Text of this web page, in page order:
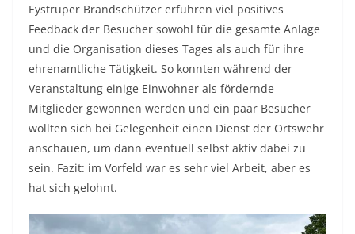
Eystruper Brandschützer erfuhren viel positives
Feedback der Besucher sowohl für die gesamte Anlage
und die Organisation dieses Tages als auch für ihre
ehrenamtliche Tätigkeit. So konnten während der
Veranstaltung einige Einwohner als fördernde
Mitglieder gewonnen werden und ein paar Besucher
wollten sich bei Gelegenheit einen Dienst der Ortswehr
anschauen, um dann eventuell selbst aktiv dabei zu
sein. Fazit: im Vorfeld war es sehr viel Arbeit, aber es
hat sich gelohnt.